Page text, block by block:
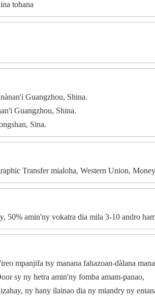
tohana
Guangzhou, Shina.
Guangzhou, Shina.
Sina.
Transfer mialoha, Western Union,
50% amin'ny vokatra dia mila 3-10 andro
mpanjifa tsy manana fahazoan-dàlana
sy ny hetra amin'ny fomba amam-panao,
ny hany ilainao dia ny miandry ny